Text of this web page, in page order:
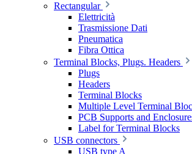
Rectangular
Elettricità
Trasmissione Dati
Pneumatica
Fibra Ottica
Terminal Blocks, Plugs. Headers
Plugs
Headers
Terminal Blocks
Multiple Level Terminal
PCB Supports and
Label for Terminal Blocks
USB connectors
USB type A